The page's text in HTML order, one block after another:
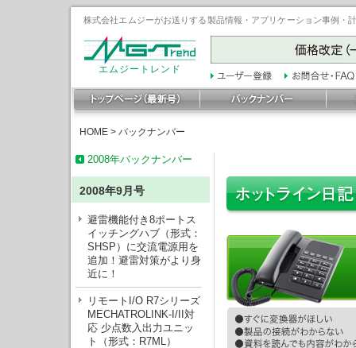
株式会社エムジーがお送りする製品情報・アプリケーション事例
エムジートレンド
HOME > バックナンバー
2008年バックナンバー
2008年9月号
避雷機能付き8ポートス
イッチングハブ（形式：
SHSP）に交流電源用を
追加！避雷対策がより身
近に！
リモートI/O R7シリーズ
MECHATROLINK-I/II対
応 少点数入出力ユニッ
ト（形式：R7ML）